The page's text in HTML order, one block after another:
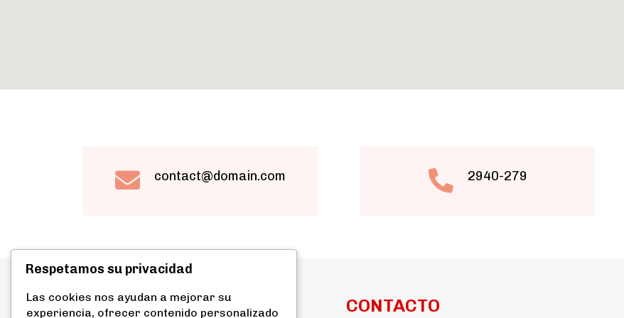
contact@domain.com 2940-279
DIRECCIÓN CONTACTO
Respetamos su privacidad
Las cookies nos ayudan a mejorar su
experiencia, ofrecer contenido personalizado